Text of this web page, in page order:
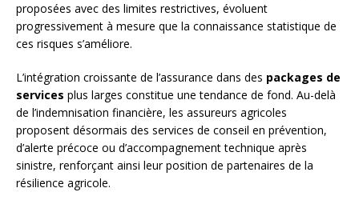
proposées avec des limites restrictives, évoluent
progressivement à mesure que la connaissance statistique de
ces risques s’améliore.
L’intégration croissante de l’assurance dans des packages de
services plus larges constitue une tendance de fond. Au-delà
de l’indemnisation financière, les assureurs agricoles
proposent désormais des services de conseil en prévention,
d’alerte précoce ou d’accompagnement technique après
sinistre, renforçant ainsi leur position de partenaires de la
résilience agricole.